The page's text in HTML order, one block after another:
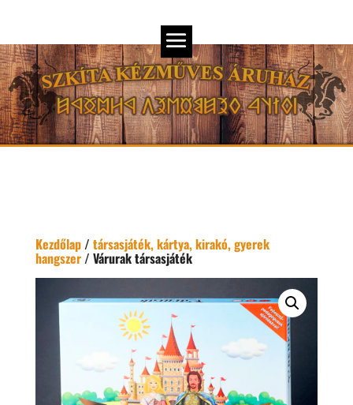
Kezdőlap/ társasjáték, kártya, kirakó, gyerek
hangszer/ Várurak társasjáték